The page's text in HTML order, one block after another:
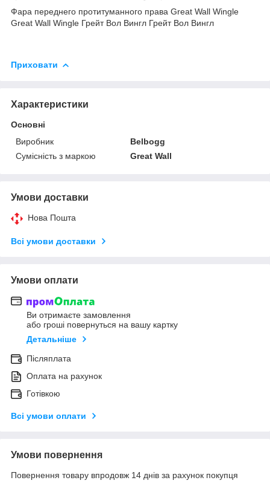
Фара переднего протитуманного права Great Wall Wingle
Great Wall Wingle Грейт Вол Вингл Грейт Вол Вингл
Приховати
Характеристики
Основні
Виробник
Belbogg
Сумісність з маркою
Great Wall
Умови доставки
Нова Пошта
Всі умови доставки
Умови оплати
Ви отримаєте замовлення
або гроші повернуться на вашу картку
Детальніше
Післяплата
Оплата на рахунок
Готівкою
Всі умови оплати
Умови повернення
Повернення товару впродовж 14 днів за рахунок покупця